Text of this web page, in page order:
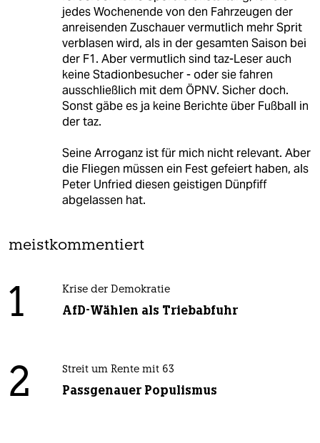
jedes Wochenende von den Fahrzeugen der
anreisenden Zuschauer vermutlich mehr Sprit
verblasen wird, als in der gesamten Saison bei
der F1. Aber vermutlich sind taz-Leser auch
keine Stadionbesucher - oder sie fahren
ausschließlich mit dem ÖPNV. Sicher doch.
Sonst gäbe es ja keine Berichte über Fußball in
der taz.
Seine Arroganz ist für mich nicht relevant. Aber
die Fliegen müssen ein Fest gefeiert haben, als
Peter Unfried diesen geistigen Dünpfiff
abgelassen hat.
meistkommentiert
1 Krise der Demokratie
AfD-Wählen als Triebabfuhr
2 Streit um Rente mit 63
Passgenauer Populismus